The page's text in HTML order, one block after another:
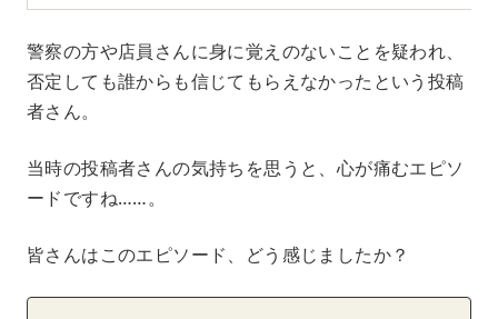
警察の方や店員さんに身に覚えのないことを疑われ、
否定しても誰からも信じてもらえなかったという投稿
者さん。
当時の投稿者さんの気持ちを思うと、心が痛むエピソ
ードですね……。
皆さんはこのエピソード、どう感じましたか？